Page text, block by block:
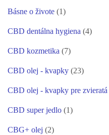
Básne o živote (1)
CBD dentálna hygiena (4)
CBD kozmetika (7)
CBD olej - kvapky (23)
CBD olej - kvapky pre zvieratá
CBD super jedlo (1)
CBG+ olej (2)